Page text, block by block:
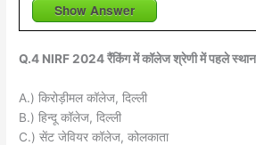
Show Answer
Q.4 NIRF 2024 रैंकिंग में कॉलेज श्रेणी में पहले स्थान
A.) किरोड़ीमल कॉलेज, दिल्ली
B.) हिन्दू कॉलेज, दिल्ली
C.) सेंट जेवियर कॉलेज, कोलकाता